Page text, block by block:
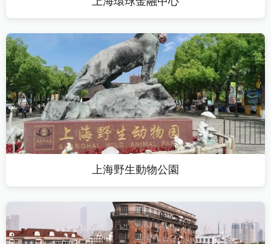
上海野生動物公園